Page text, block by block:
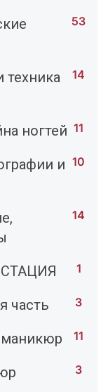
53
техника
14
ногтей 11
и 10
14
1
часть 3
11
3